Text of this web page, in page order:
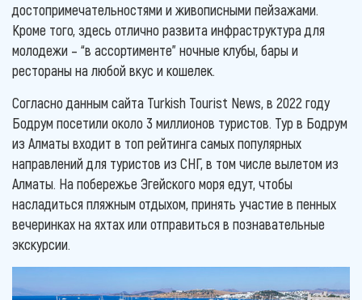
достопримечательностями и живописными пейзажами.
Кроме того, здесь отлично развита инфраструктура для
молодежи – “в ассортименте” ночные клубы, бары и
рестораны на любой вкус и кошелек.
Согласно данным сайта Turkish Tourist News, в 2022 году
Бодрум посетили около 3 миллионов туристов. Тур в Бодрум
из Алматы входит в топ рейтинга самых популярных
направлений для туристов из СНГ, в том числе вылетом из
Алматы. На побережье Эгейского моря едут, чтобы
насладиться пляжным отдыхом, принять участие в пенных
вечеринках на яхтах или отправиться в познавательные
экскурсии.